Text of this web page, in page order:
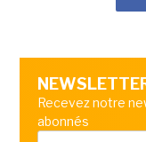
Recevez notre
abonnés